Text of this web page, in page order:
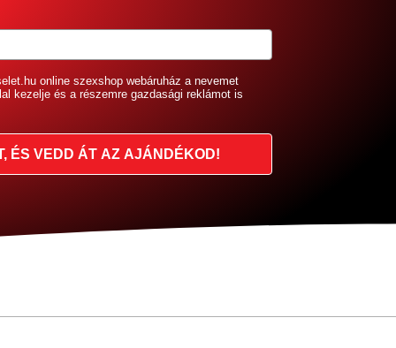
online szexshop webáruház a nevemet
kezelje és a részemre gazdasági reklámot is
ÉS VEDD ÁT AZ AJÁNDÉKOD!